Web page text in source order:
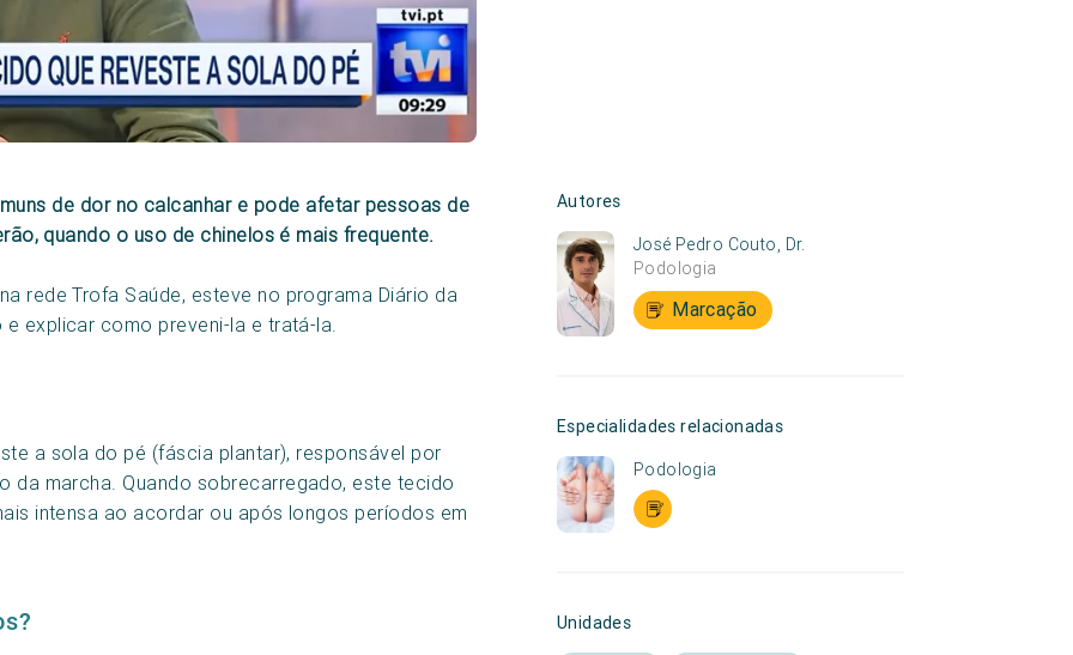
de dor no calcanhar e pode afetar pessoas de
quando o uso de chinelos é mais frequente.
rede Trofa Saúde, esteve no programa Diário da
explicar como preveni-la e tratá-la.
a sola do pé (fáscia plantar), responsável por
marcha. Quando sobrecarregado, este tecido
intensa ao acordar ou após longos períodos em
Autores
José Pedro Couto, Dr.
Podologia
Marcação
Especialidades relacionadas
Podologia
Unidades